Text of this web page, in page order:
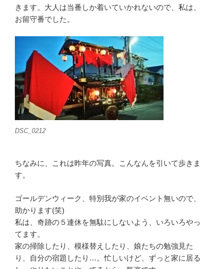
きます。大人は当番しか着いていかれないので、私は、
お留守番でした。
DSC_0212
ちなみに、これは昨年の写真。こんなんを引いて歩きま
す。
ゴールデンウィーク、特別我が家のイベント無いので、
助かります(笑)
私は、奇跡の５連休を無駄にしないよう、いろいろやっ
てます。
家の掃除したり、模様替えしたり、娘たちの勉強見た
り、自分の宿題したり…。忙しいけど、ずっと家に居る